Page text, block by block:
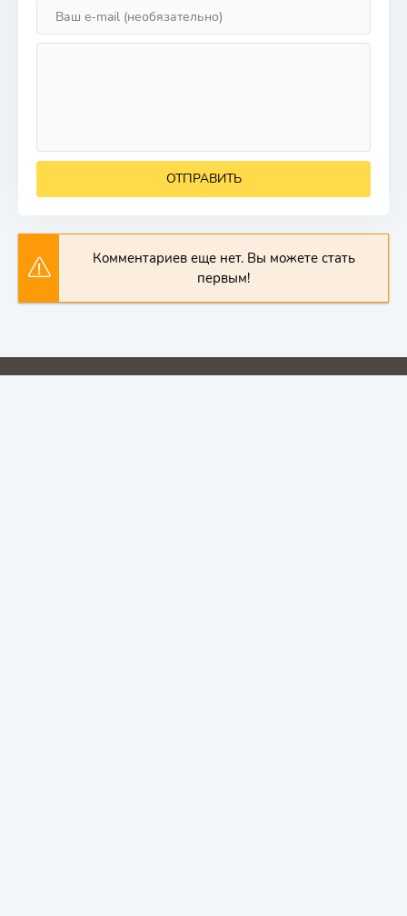
ОТПРАВИТЬ
Комментариев еще нет. Вы можете стать
первым!